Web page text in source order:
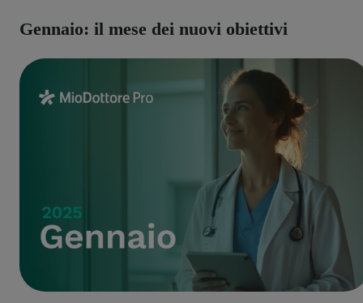
Gennaio: il mese dei nuovi obiettivi